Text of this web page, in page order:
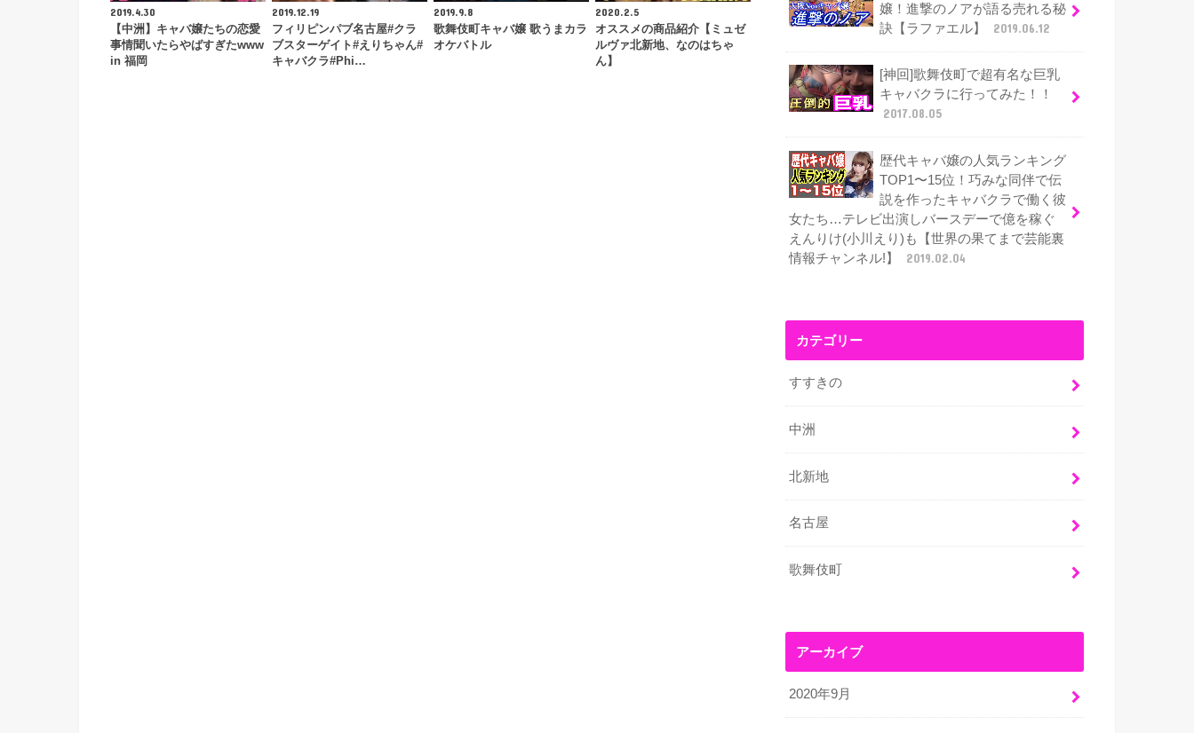
2019.4.30
【中洲】キャバ嬢たちの恋愛
事情聞いたらやばすぎたwww
in 福岡
2019.12.19
フィリピンパブ名古屋#クラ
ブスターゲイト#えりちゃん#
キャバクラ#Phi…
2019.9.8
歌舞伎町キャバ嬢 歌うまカラ
オケバトル
2020.2.5
オススメの商品紹介【ミュゼ
ルヴァ北新地、なのはちゃ
ん】
嬢！進撃のノアが語る売れる秘
訣【ラファエル】
2019.06.12
[神回]歌舞伎町で超有名な巨乳
キャバクラに行ってみた！！
2017.08.05
歴代キャバ嬢の人気ランキング
TOP1〜15位！巧みな同伴で伝
説を作ったキャバクラで働く彼
女たち…テレビ出演しバースデーで億を稼ぐ
えんりけ(小川えり)も【世界の果てまで芸能裏
情報チャンネル!】
2019.02.04
カテゴリー
すすきの
中洲
北新地
名古屋
歌舞伎町
アーカイブ
2020年9月